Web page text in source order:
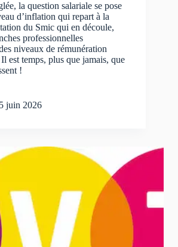
la question salariale se pose
d’inflation qui repart à la
du Smic qui en découle,
professionnelles
niveaux de rémunération
est temps, plus que jamais, que
!
5 juin 2026